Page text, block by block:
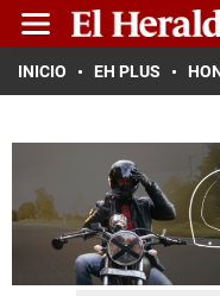
INICIO EH PLUS